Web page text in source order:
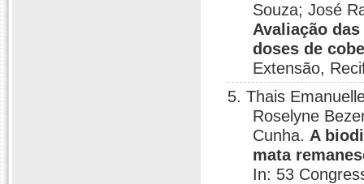
Souza; José
Avaliação
doses de
Extensão,
5. Thais
Roselyne
Cunha. A
mata
In: 53